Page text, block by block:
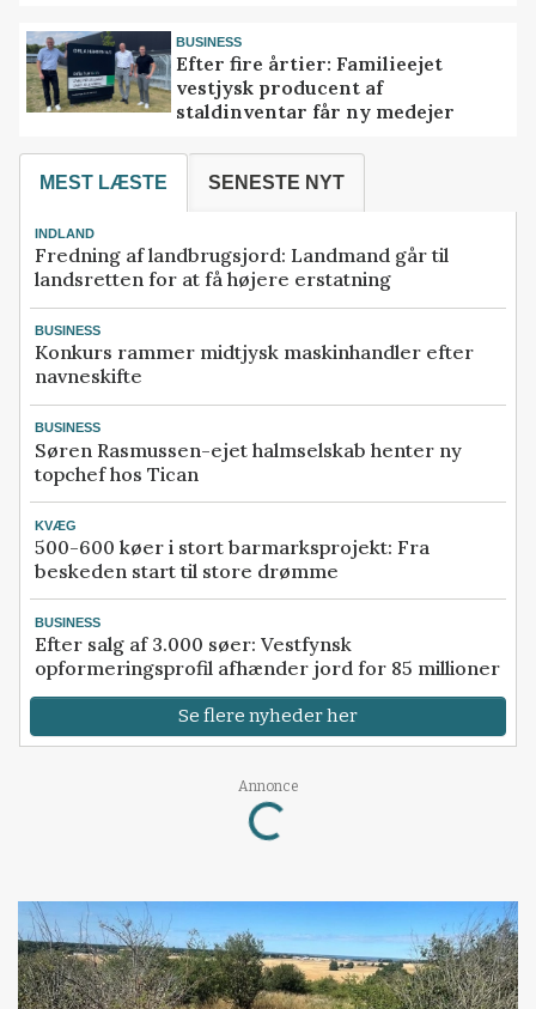
BUSINESS
Efter fire årtier: Familieejet
vestjysk producent af
staldinventar får ny medejer
MEST LÆSTE SENESTE NYT
INDLAND
Fredning af landbrugsjord: Landmand går til
landsretten for at få højere erstatning
BUSINESS
Konkurs rammer midtjysk maskinhandler efter
navneskifte
BUSINESS
Søren Rasmussen-ejet halmselskab henter ny
topchef hos Tican
KVÆG
500-600 køer i stort barmarksprojekt: Fra
beskeden start til store drømme
BUSINESS
Efter salg af 3.000 søer: Vestfynsk
opformeringsprofil afhænder jord for 85 millioner
Se flere nyheder her
Annonce
Loading...